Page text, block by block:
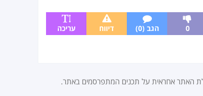
0 הגב (0) דיווח עריכה
האתר אחראית על תכנים המתפרסמים באתר.